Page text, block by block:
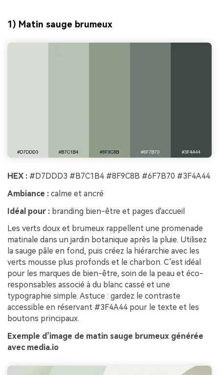
1) Matin sauge brumeux
HEX : #D7DDD3 #B7C1B4 #8F9C8B #6F7B70 #3F4A44
Ambiance : calme et ancré
Idéal pour : branding bien-être et pages d'accueil
Les verts doux et brumeux rappellent une promenade
matinale dans un jardin botanique après la pluie. Utilisez
la sauge pâle en fond, puis créez la hiérarchie avec les
verts mousse plus profonds et le charbon. C’est idéal
pour les marques de bien-être, soin de la peau et éco-
responsables associé à du blanc cassé et une
typographie simple. Astuce : gardez le contraste
accessible en réservant #3F4A44 pour le texte et les
boutons principaux.
Exemple d’image de matin sauge brumeux générée
avec media.io